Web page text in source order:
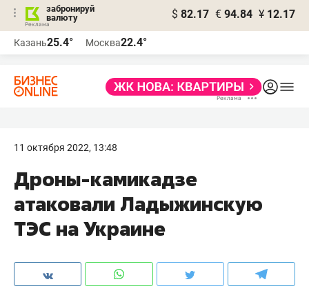
забронируй
валюту
$ 82.17 € 94.84 ¥ 12.17
Казань25.4° Москва22.4°
11 октября 2022, 13:48
Дроны-камикадзе
атаковали Ладыжинскую
ТЭС на Украине